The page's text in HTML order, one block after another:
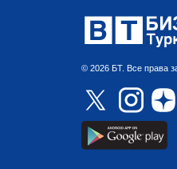
© 2026 БТ. Все права